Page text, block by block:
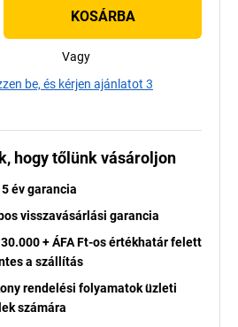
KOSÁRBA
Vagy
be, és kérjen ajánlatot 3
hogy tőlünk vásároljon
év garancia
visszavásárlási garancia
+ ÁFA Ft-os értékhatár felett
a szállítás
rendelési folyamatok üzleti
számára